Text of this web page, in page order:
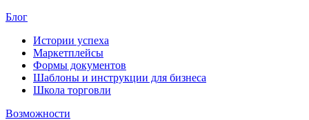
Блог
Истории успеха
Маркетплейсы
Формы документов
Шаблоны и инструкции для бизнеса
Школа торговли
Возможности